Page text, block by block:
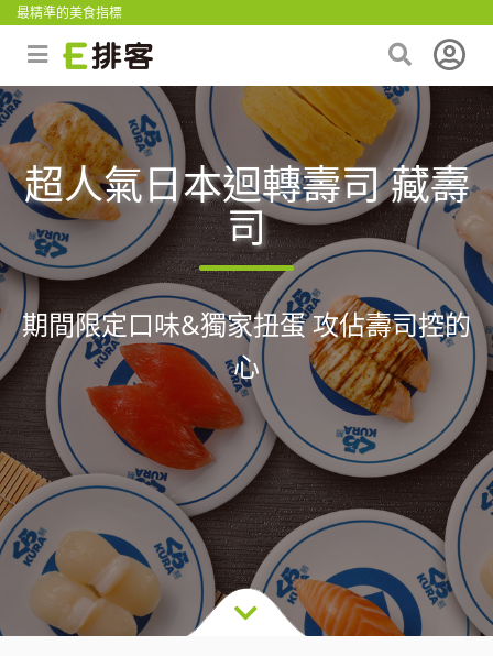
最精準的美食指標
超人氣日本迴轉壽司 藏壽
司
期間限定口味&獨家扭蛋 攻佔壽司控的
心